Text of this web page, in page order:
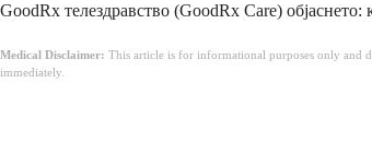
GoodRx телездравство (GoodRx Care)
Medical Disclaimer: This article is for informational purposes only and
immediately.